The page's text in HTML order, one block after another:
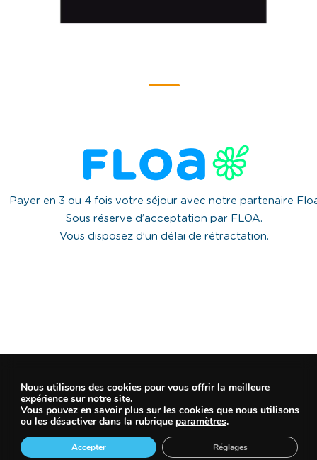
Payer en 3 ou 4 fois votre séjour avec notre partenaire
Sous réserve d’acceptation par FLOA.
Vous disposez d’un délai de rétractation.
RÉSERVEZ VOTRE SÉJOUR
Nous utilisons des cookies pour vous offrir la meilleure
expérience sur notre site.
Vous pouvez en savoir plus sur les cookies que nous utilisons
ou les désactiver dans la rubrique paramètres.
Accepter Réglages